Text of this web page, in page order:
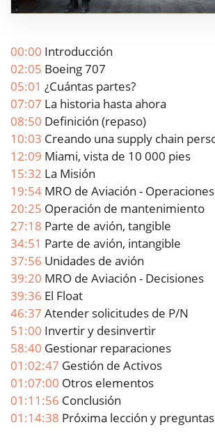
00:00 Introducción
02:05 Boeing 707
05:01 ¿Cuántas partes?
07:07 La historia hasta ahora
08:50 Definición (repaso)
10:03 Creando una supply chain
12:09 Miami, vista de 10 000 pies
15:32 La Misión
19:54 MRO de Aviación - Operaciones
20:25 Operación de mantenimiento
27:18 Parte de avión, tangible
34:51 Parte de avión, intangible
37:56 Unidades de avión
39:20 MRO de Aviación - Decisiones
39:36 El Float
46:37 Atender solicitudes de P/N
51:00 Invertir y desinvertir
58:40 Gestionar reparaciones
01:02:47 Gestión de Activos
01:07:00 Otros elementos
01:11:56 Conclusión
01:14:38 Próxima lección y